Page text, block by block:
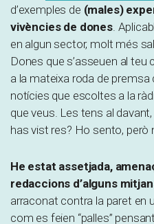
d’exemples de (males)
vivències de dones.
en algun sector, molt més
Dones que s’asseuen al
a la mateixa roda de premsa
notícies que escoltes a la
que veus. Les tens al
has vist res? Ho sento, però
He estat assetjada,
redaccions d’alguns
arraconat contra la paret en
com es feien “palles”